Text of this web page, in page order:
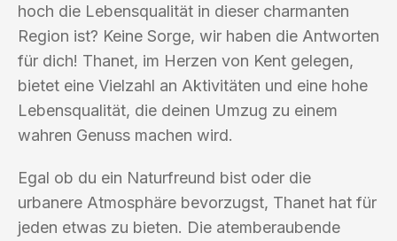
hoch die Lebensqualität in dieser charmanten
Region ist? Keine Sorge, wir haben die Antworten
für dich! Thanet, im Herzen von Kent gelegen,
bietet eine Vielzahl an Aktivitäten und eine hohe
Lebensqualität, die deinen Umzug zu einem
wahren Genuss machen wird.
Egal ob du ein Naturfreund bist oder die
urbanere Atmosphäre bevorzugst, Thanet hat für
jeden etwas zu bieten. Die atemberaubende